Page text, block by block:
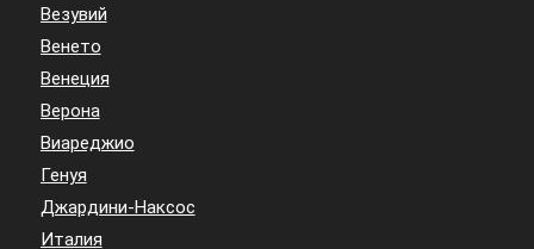
Везувий
Венето
Венеция
Верона
Виареджио
Генуя
Джардини-Наксос
Италия